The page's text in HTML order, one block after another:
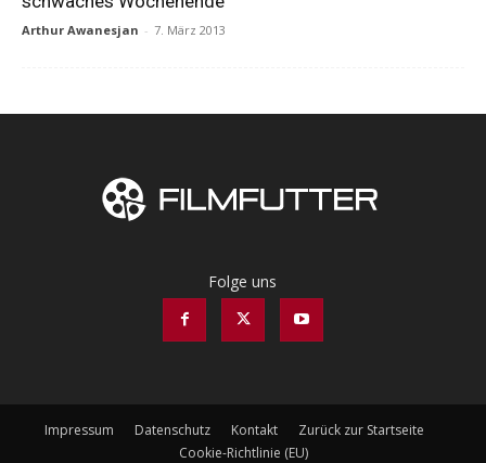
Arthur Awanesjan - 7. März 2013
Folge uns
Impressum Datenschutz Kontakt
Zurück zur Startseite
Cookie-Richtlinie (EU)